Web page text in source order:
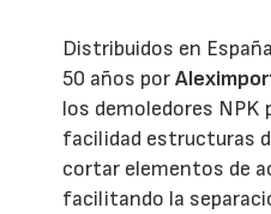
Distribuidos en
50 años por
los demoledores
facilidad estructuras
cortar elementos de
facilitando la